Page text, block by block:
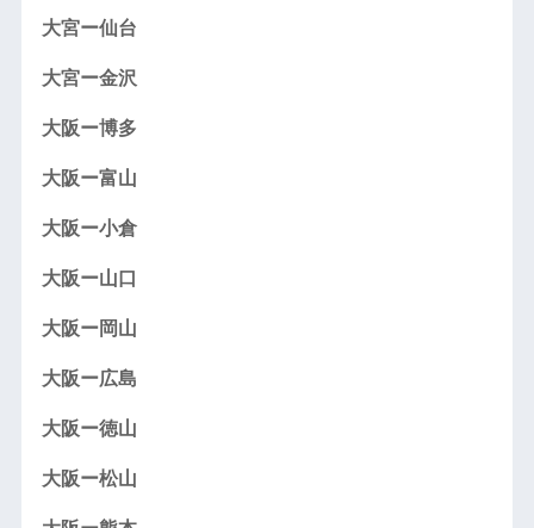
大宮ー仙台
大宮ー金沢
大阪ー博多
大阪ー富山
大阪ー小倉
大阪ー山口
大阪ー岡山
大阪ー広島
大阪ー徳山
大阪ー松山